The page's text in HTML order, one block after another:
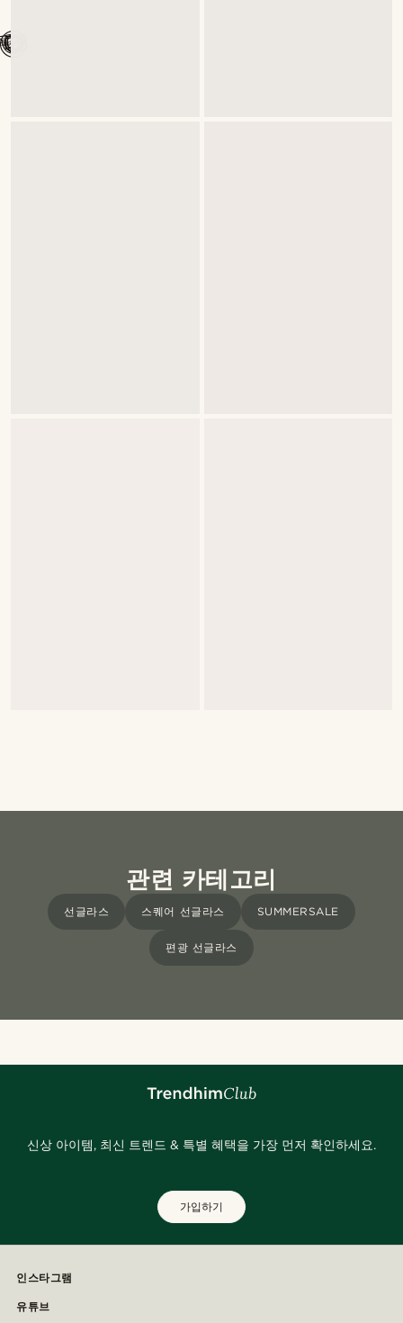
관련 카테고리
선글라스 스퀘어 선글라스 SUMMERSALE
편광 선글라스
신상 아이템, 최신 트렌드 & 특별 혜택을 가장 먼저 확인하세요.
가입하기
인스타그램
유튜브